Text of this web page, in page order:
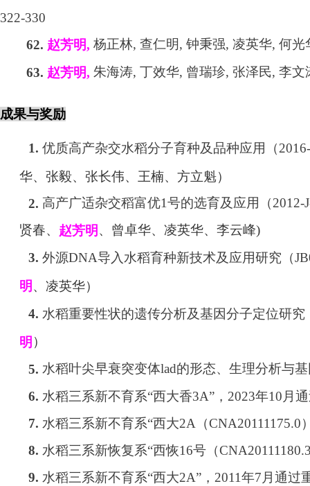
322-330
62. 赵芳明, 杨正林, 查仁明, 钟秉强, 凌英华, 何光
63. 赵芳明, 朱海涛, 丁效华, 曾瑞珍, 张泽民, 李文
成果与奖励
1.优质高产杂交水稻分子育种及品种应用（
华、张毅、张长伟、王楠、方立魁）
2. 高产广适杂交稻富优1号的选育及应用（2012-
贤春、 赵芳明 、曾卓华、凌英华、李云峰)
3.外源DNA导入水稻育种新技术及应用研究 （
明 、凌英华）
4. 水稻重要性状的遗传分析及基因分子定位研究
明 ）
5.水稻叶尖早衰突变体lad的形态、生理分析与
6.水稻三系新不育系“西大香3A” ， 2023年10 月
7.水稻三系新不育系“西大2A （CNA20111175.0
8.水稻三系新恢复系“西恢16号（
9.水稻三系新不育系“西大2A” ， 2011年7 月通过